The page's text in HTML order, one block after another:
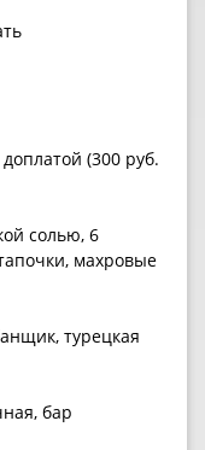
(300 руб.
солью, 6
махровые
турецкая
бар